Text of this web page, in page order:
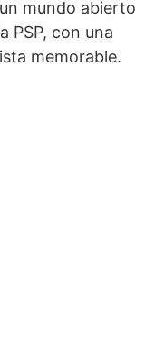
mundo abierto
PSP, con una
memorable.